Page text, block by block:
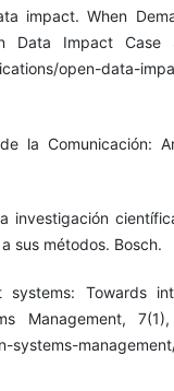
impact. When
Data Impact Case
open-data-
la Comunicación:
investigación
sus métodos. Bosch.
Towards
Management,
systems-